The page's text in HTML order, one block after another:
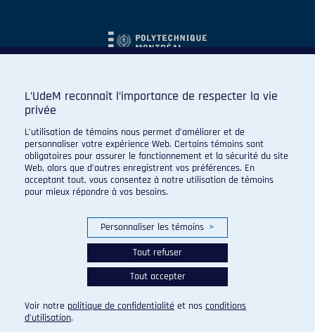
© 2026 Carabins de l'Université de Montréal. Tous droits
réservés.
Paramètres des témoins
L’UdeM reconnaît l’importance de respecter la vie
privée
L’utilisation de témoins nous permet d’améliorer et de
personnaliser votre expérience Web. Certains témoins sont
obligatoires pour assurer le fonctionnement et la sécurité du site
Web, alors que d’autres enregistrent vos préférences. En
acceptant tout, vous consentez à notre utilisation de témoins
pour mieux répondre à vos besoins.
Personnaliser les témoins >
Tout refuser
Tout accepter
Voir notre politique de confidentialité et nos conditions
d’utilisation.